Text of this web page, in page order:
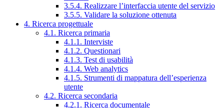
3.5.4. Realizzare l’interfaccia utente del servizio
3.5.5. Validare la soluzione ottenuta
4. Ricerca progettuale
4.1. Ricerca primaria
4.1.1. Interviste
4.1.2. Questionari
4.1.3. Test di usabilità
4.1.4. Web analytics
4.1.5. Strumenti di mappatura dell’esperienza
utente
4.2. Ricerca secondaria
4.2.1. Ricerca documentale